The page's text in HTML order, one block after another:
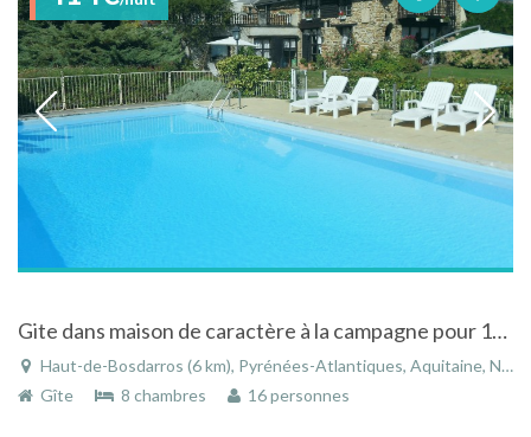
Gite dans maison de caractère à la campagne pour 16pers avec piscine à Haut de Bosdarros.
Haut-de-Bosdarros (6 km), Pyrénées-Atlantiques, Aquitaine, Nouvelle-Aquitaine, France
Gîte
8 chambres 16 personnes